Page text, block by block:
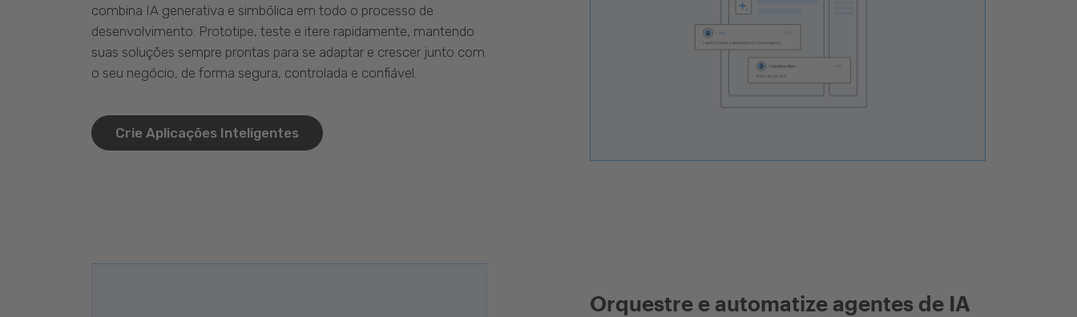
combina IA generativa e simbólica em todo o processo de
desenvolvimento. Prototipe, teste e itere rapidamente, mantendo
suas soluções sempre prontas para se adaptar e crescer junto com
o seu negócio, de forma segura, controlada e confiável.
Crie Aplicações Inteligentes
Orquestre e automatize agentes de IA